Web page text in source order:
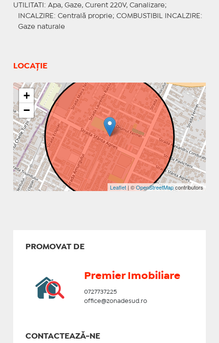
UTILITATI : Apa, Gaze, Curent 220V, Canalizare;
INCALZIRE : Centrală proprie; COMBUSTIBIL INCALZIRE :
Gaze naturale
LOCAȚIE
+
−
Leaflet | ©OpenStreetMapcontributors
PROMOVAT DE
Premier Imobiliare
0727737225
office@zonadesud.ro
CONTACTEAZĂ-NE